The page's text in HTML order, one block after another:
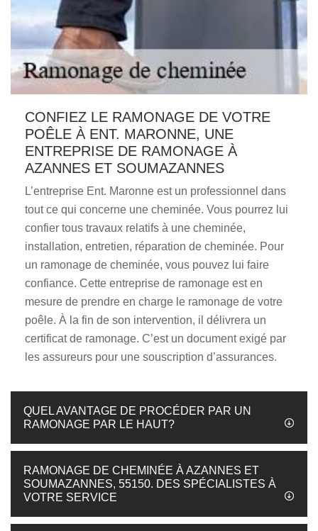
CONFIEZ LE RAMONAGE DE VOTRE
POÊLE À ENT. MARONNE, UNE
ENTREPRISE DE RAMONAGE À
AZANNES ET SOUMAZANNES
L’entreprise Ent. Maronne est un professionnel dans
tout ce qui concerne une cheminée. Vous pourrez lui
confier tous travaux relatifs à une cheminée,
installation, entretien, réparation de cheminée. Pour
un ramonage de cheminée, vous pouvez lui faire
confiance. Cette entreprise de ramonage est en
mesure de prendre en charge le ramonage de votre
poêle. À la fin de son intervention, il délivrera un
certificat de ramonage. C’est un document exigé par
les assureurs pour une souscription d’assurances.
QUEL AVANTAGE DE PROCÉDER PAR UN
RAMONAGE PAR LE HAUT?
RAMONAGE DE CHEMINÉE À AZANNES ET
SOUMAZANNES, 55150. DES SPÉCIALISTES À
VOTRE SERVICE